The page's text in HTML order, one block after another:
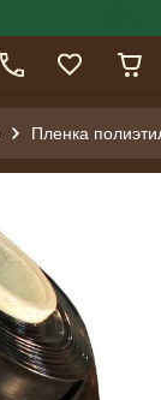
Пленка